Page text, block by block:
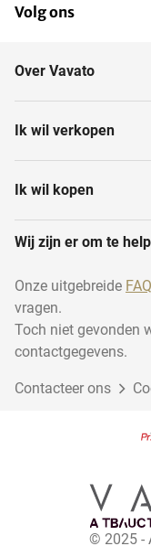
Knotbomen
Buitenpotten
Vormbomen
Volg ons
Over Vavato
Ik wil verkopen
Ik wil kopen
Wij zijn er om te
Onze uitgebreide FAQ
vragen.
Toch niet gevonden
contactgegevens.
Contacteer ons
© 2025 -